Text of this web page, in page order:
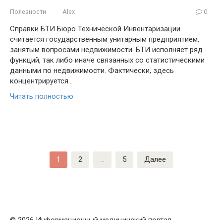
Полезности Alex 0
Справки БТИ Бюро Технической Инвентаризации
считается государственным унитарным предприятием,
занятым вопросами недвижимости. БТИ исполняет ряд
функций, так либо иначе связанных со статистическими
данными по недвижимости. Фактически, здесь
концентрируется…
Читать полностью
1 2 5 Далее